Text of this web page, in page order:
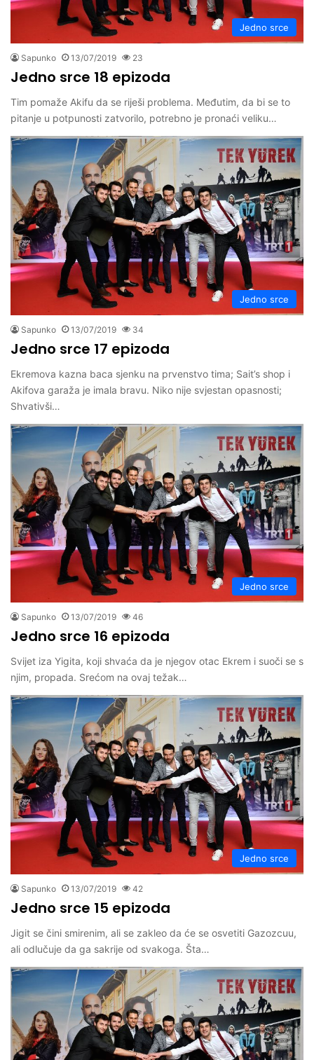
Jedno srce
Sapunko 13/07/2019 23
Jedno srce 18 epizoda
Tim pomaže Akifu da se riješi problema. Međutim, da bi se to
pitanje u potpunosti zatvorilo, potrebno je pronaći veliku…
Jedno srce
Sapunko 13/07/2019 34
Jedno srce 17 epizoda
Ekremova kazna baca sjenku na prvenstvo tima; Sait’s shop i
Akifova garaža je imala bravu. Niko nije svjestan opasnosti;
Shvativši…
Jedno srce
Sapunko 13/07/2019 46
Jedno srce 16 epizoda
Svijet iza Yigita, koji shvaća da je njegov otac Ekrem i suoči se s
njim, propada. Srećom na ovaj težak…
Jedno srce
Sapunko 13/07/2019 42
Jedno srce 15 epizoda
Jigit se čini smirenim, ali se zakleo da će se osvetiti Gazozcuu,
ali odlučuje da ga sakrije od svakoga. Šta…